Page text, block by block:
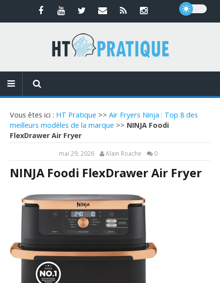
Vous êtes ici : HT Pratique >> Air Fryers Ninja : Top 8 des
meilleurs modèles de la marque >> NINJA Foodi
FlexDrawer Air Fryer
mai 29, 2026 Alain Roache 0
NINJA Foodi FlexDrawer Air Fryer